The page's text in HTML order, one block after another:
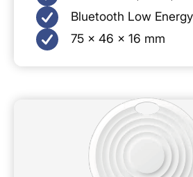
Bluetooth Low Energy
75 × 46 × 16 mm